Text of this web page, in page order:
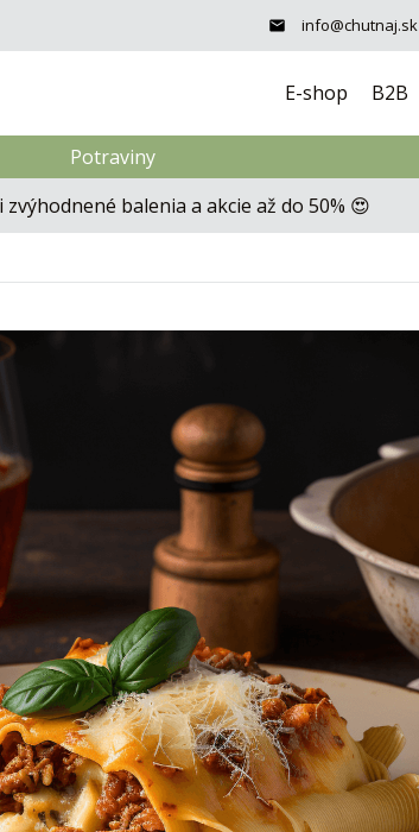
info@chutnaj.sk
E-shop B2B
Potraviny
balenia a akcie až do 50% 😍